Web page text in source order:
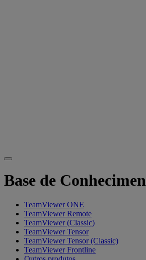
Base de
TeamViewer ONE
TeamViewer Remote
TeamViewer (Classic)
TeamViewer Tensor
TeamViewer Tensor (Classic)
TeamViewer Frontline